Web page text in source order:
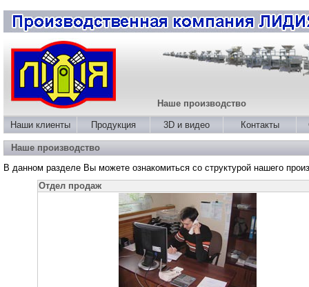
Наше производство
Наши клиенты Продукция 3D и видео Контакты
Наше производство
В данном разделе Вы можете ознакомиться со структурой нашего
Отдел продаж